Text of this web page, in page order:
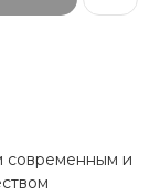
современным и